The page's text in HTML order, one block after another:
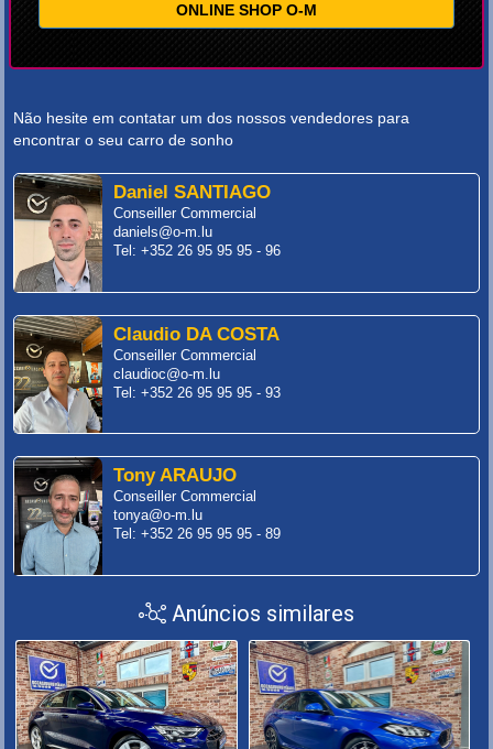
ONLINE SHOP O-M
Não hesite em contatar um dos nossos vendedores para
encontrar o seu carro de sonho
Daniel SANTIAGO
Conseiller Commercial
daniels@o-m.lu
Tel: +352 26 95 95 95 - 96
Claudio DA COSTA
Conseiller Commercial
claudioc@o-m.lu
Tel: +352 26 95 95 95 - 93
Tony ARAUJO
Conseiller Commercial
tonya@o-m.lu
Tel: +352 26 95 95 95 - 89
Anúncios similares